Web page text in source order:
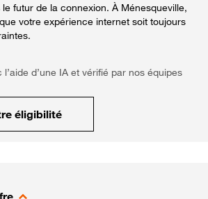
futur de la connexion. À Ménesqueville,
votre expérience internet soit toujours
d’une IA et vérifié par nos équipes
éligibilité